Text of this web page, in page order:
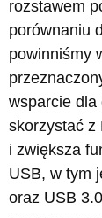
rozstawem
porównaniu
powinniśmy
wsparcie dla
skorzystać z
i zwiększa
USB, w tym
oraz USB